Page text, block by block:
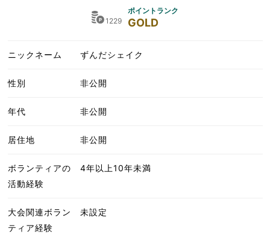
1229
ポイントランク
GOLD
ニックネーム ずんだシェイク
性別 非公開
年代 非公開
居住地 非公開
ボランティアの
活動経験
4年以上10年未満
大会関連ボラン
ティア経験
未設定